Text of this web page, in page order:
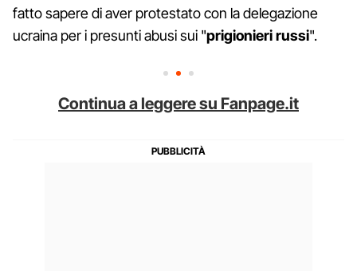
fatto sapere di aver protestato con la delegazione
ucraina per i presunti abusi sui "prigionieri russi".
Continua a leggere su Fanpage.it